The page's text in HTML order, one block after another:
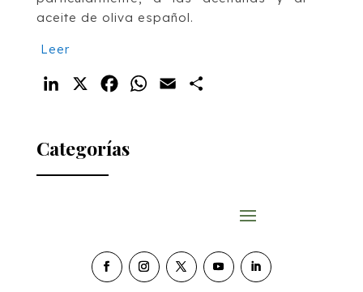
aceite de oliva español.
Leer
LinkedIn FacebookWhatsApp
Email
Categorías